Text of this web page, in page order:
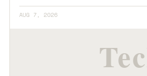
AUG 7, 2026